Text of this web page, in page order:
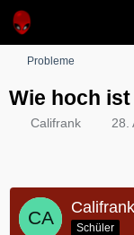
Probleme
Wie hoch
Califrank 28.
Califrank
Schüler